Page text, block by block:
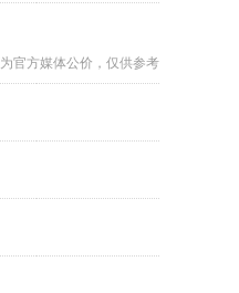
官方媒体公价，仅供参考